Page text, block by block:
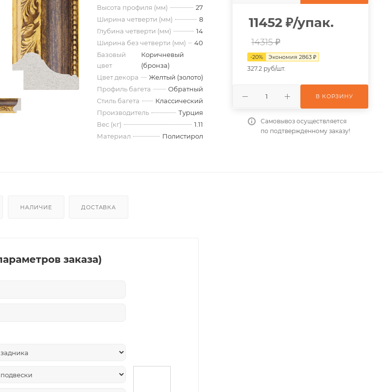
Высота профиля (мм)
27
Ширина четверти (мм)
8
Глубина четверти (мм)
14
Ширина без четверти (мм)
40
Базовый
цвет
Коричневый
(бронза)
Цвет декора
Желтый (золото)
Профиль багета
Обратный
Стиль багета
Классический
Производитель
Турция
Вес (кг)
1.11
Материал
Полистирол
11452 ₽/упак.
14315 ₽
-20% Экономия2863 ₽
327.2 руб/шт.
В КОРЗИНУ
Самовывоз осуществляется
по подтвержденному заказу!
НАЛИЧИЕ ДОСТАВКА
заказа)